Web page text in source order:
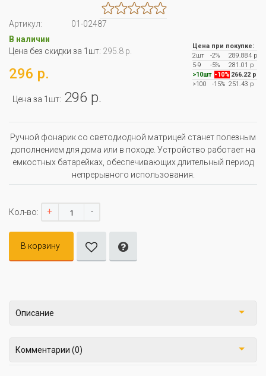
Артикул:
01-02487
В наличии
Цена без скидки за 1шт: 295.8 р.
296 р.
Цена за 1шт: 296 р.
Цена при покупке:
2шт
-2%
289.884 р
5-9
-5%
281.01 р
>10шт -10% 266.22 р
>100
-15% 251.43 р
Ручной фонарик со светодиодной матрицей станет полезным
дополнением для дома или в походе. Устройство работает на
емкостных батарейках, обеспечивающих длительный период
непрерывного использования.
Кол-во: + -
В корзину
Описание
Комментарии (0)